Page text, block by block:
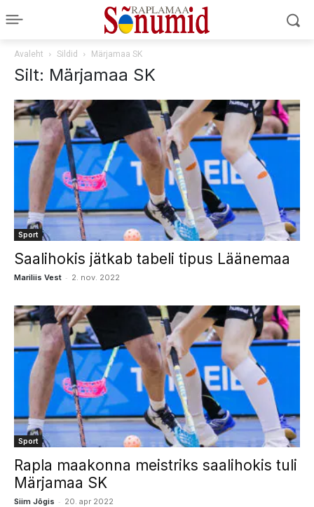
Avaleht Sildid Märjamaa SK
Silt: Märjamaa SK
Sport
Saalihokis jätkab tabeli tipus Läänemaa
Mariliis Vest - 2. nov. 2022
Sport
Rapla maakonna meistriks saalihokis tuli
Märjamaa SK
Siim Jõgis - 20. apr 2022